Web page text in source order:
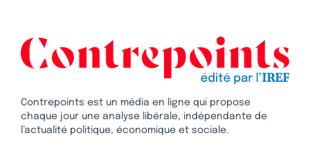
Contrepoints est un média en ligne qui propose
chaque jour une analyse libérale, indépendante de
l’actualité politique, économique et sociale.